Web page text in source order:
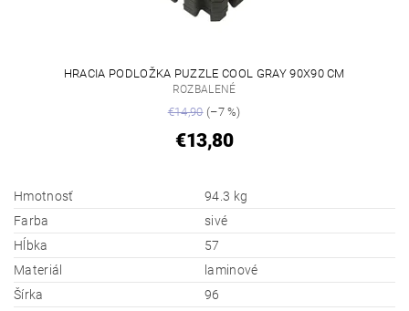
HRACIA PODLOŽKA PUZZLE COOL GRAY 90X90 CM
ROZBALENÉ
€14,90(–7 %)
€13,80
Hmotnosť
94.3 kg
Farba
sivé
Hĺbka
57
Materiál
laminové
Šírka
96